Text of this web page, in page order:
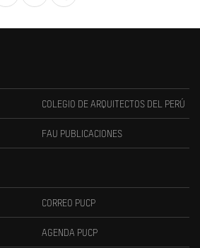
COLEGIO DE ARQUITECTOS DEL PERÚ
FAU PUBLICACIONES
CORREO PUCP
AGENDA PUCP